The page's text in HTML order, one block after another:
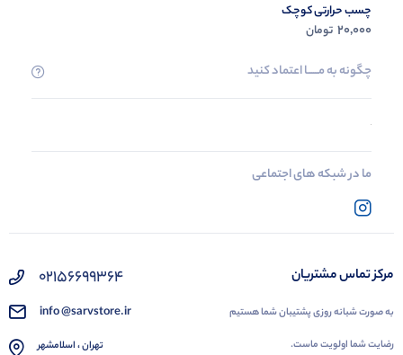
چسب حرارتی کوچک
20,000 تومان
چگونه به مــــــا اعتماد کنید
ما در شبکه های اجتماعی
مرکز تماس مشتریان
به صورت شبانه روزی پشتیبان شما هستیم
رضایت شما اولویت ماست.
02156699364
info @sarvstore.ir
تهران ، اسلامشهر